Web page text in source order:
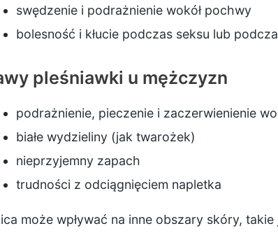
swędzenie i podrażnienie wokół pochwy
bolesność i kłucie podczas seksu lub
pleśniawki u mężczyzn
podrażnienie, pieczenie i zaczerwienienie
białe wydzieliny (jak twarożek)
nieprzyjemny zapach
trudności z odciągnięciem napletka
może wpływać na inne obszary skóry,